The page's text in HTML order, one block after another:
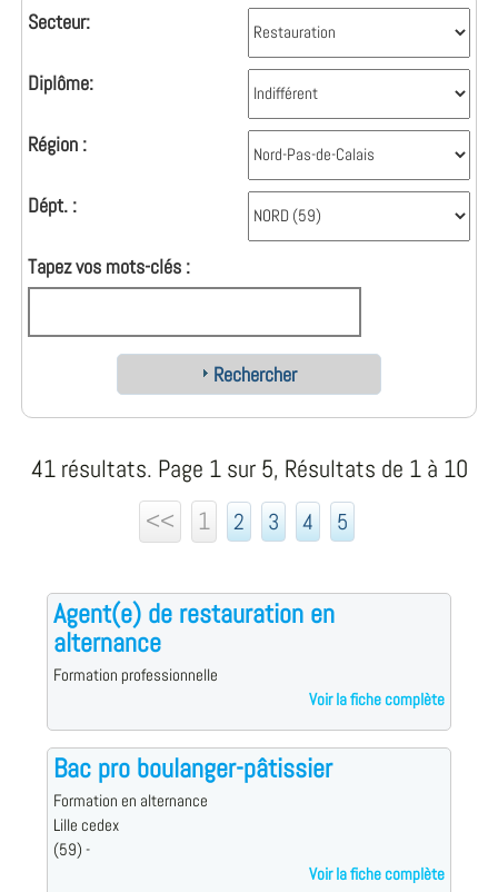
Secteur:
Diplôme:
Région :
Dépt. :
Tapez vos mots-clés :
Rechercher
41 résultats. Page 1 sur 5, Résultats de 1 à 10
<<
1 2 3 4 5
Agent(e) de restauration en
alternance
Formation professionnelle
Voir la fiche complète
Bac pro boulanger-pâtissier
Formation en alternance
Lille cedex
(59) -
Voir la fiche complète